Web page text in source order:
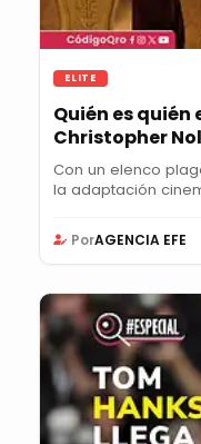
ELITE
Quién es quién
Christopher
Con un elenco
la adaptación
PorAGENCIA EFE